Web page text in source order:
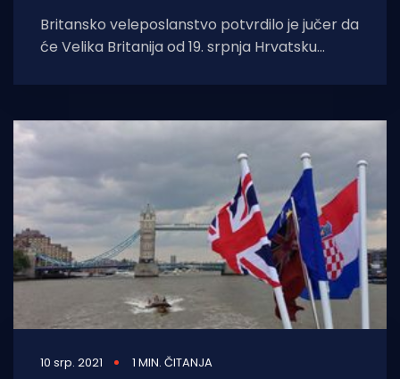
Britansko veleposlanstvo potvrdilo je jučer da
će Velika Britanija od 19. srpnja Hrvatsku
10 srp. 2021 1 MIN. ČITANJA